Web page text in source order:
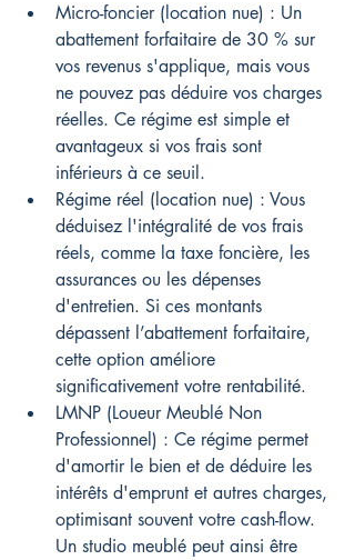
Micro-foncier (location nue) : Un
abattement forfaitaire de 30 % sur
vos revenus s'applique, mais vous
ne pouvez pas déduire vos charges
réelles. Ce régime est simple et
avantageux si vos frais sont
inférieurs à ce seuil.
Régime réel (location nue) : Vous
déduisez l'intégralité de vos frais
réels, comme la taxe foncière, les
assurances ou les dépenses
d'entretien. Si ces montants
dépassent l’abattement forfaitaire,
cette option améliore
significativement votre rentabilité.
LMNP (Loueur Meublé Non
Professionnel) : Ce régime permet
d'amortir le bien et de déduire les
intérêts d'emprunt et autres charges,
optimisant souvent votre cash-flow.
Un studio meublé peut ainsi être